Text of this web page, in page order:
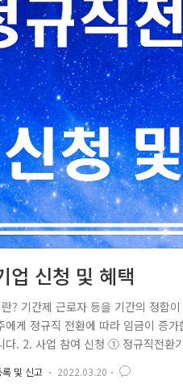
업 신청 및 혜택
? 기간제 근로자 등을 기간의 정함
에게 정규직 전환에 따라 임금이 증
다. 2. 사업 참여 신청 ① 정규직전환
정장려금 참여신청서’와 ‘고용안정장
여 관할 지방고용노동관서에 제출
및 신고 2022.03.20